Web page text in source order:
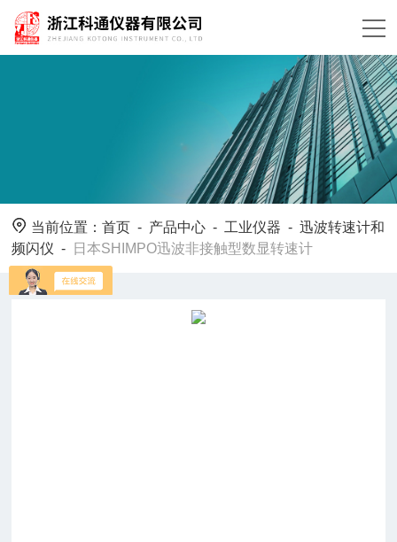
当前位置：首页 - 产品中心 - 工业仪器 -迅波转速计和
频闪仪 - 日本SHIMPO迅波非接触型数显转速计